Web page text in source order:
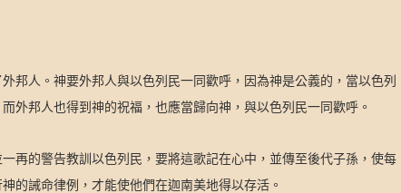
邦人。神要外邦人與以色列民一同歡呼，因為神是公義的，當以色列
外邦人也得到神的祝福，也應當歸向神，與以色列民一同歡呼。
再的警告教訓以色列民，要將這歌記在心中，並傳至後代子孫，使每
的誡命律例，才能使他們在迦南美地得以存活。